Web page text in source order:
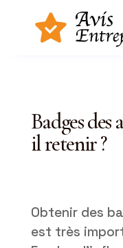
Badges des
il retenir ?
Obtenir des
est très